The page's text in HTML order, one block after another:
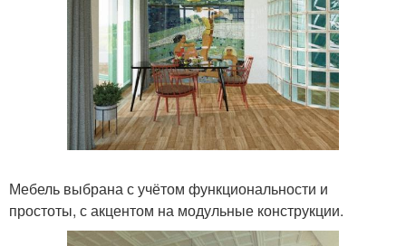
Мебель выбрана с учётом функциональности и
простоты, с акцентом на модульные конструкции.